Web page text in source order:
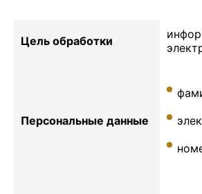
Цель обработки
Персональные данные